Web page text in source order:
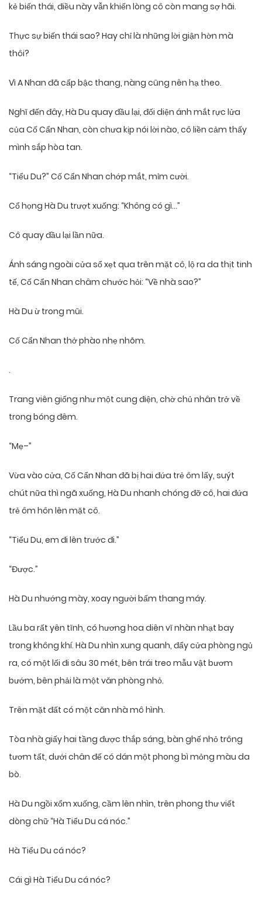
kẻ biến thái, điều này vẫn khiến lòng cô còn mang sợ hãi.
Thực sự biến thái sao? Hay chỉ là những lời giận hờn mà
thôi?
Vì A Nhan đã cấp bậc thang, nàng cũng nên hạ theo.
Nghĩ đến đây, Hà Du quay đầu lại, đối diện ánh mắt rực lửa
của Cố Cẩn Nhan, còn chưa kịp nói lời nào, cô liền cảm thấy
mình sắp hòa tan.
“Tiểu Du?” Cố Cẩn Nhan chớp mắt, mỉm cười.
Cổ họng Hà Du trượt xuống: “Không có gì…”
Cô quay đầu lại lần nữa.
Ánh sáng ngoài cửa sổ xẹt qua trên mặt cô, lộ ra da thịt tinh
tế, Cố Cẩn Nhan châm chước hỏi: “Về nhà sao?”
Hà Du ừ trong mũi.
Cố Cẩn Nhan thở phào nhẹ nhõm.
.
Trang viên giống như một cung điện, chờ chủ nhân trở về
trong bóng đêm.
“Mẹ–”
Vừa vào cửa, Cố Cẩn Nhan đã bị hai đứa trẻ ôm lấy, suýt
chút nữa thì ngã xuống, Hà Du nhanh chóng đỡ cô, hai đứa
trẻ ôm hôn lên mặt cô.
“Tiểu Du, em đi lên trước đi.”
“Được.”
Hà Du nhướng mày, xoay người bấm thang máy.
Lầu ba rất yên tĩnh, có hương hoa diên vĩ nhàn nhạt bay
trong không khí. Hà Du nhìn xung quanh, đẩy cửa phòng ngủ
ra, có một lối đi sâu 30 mét, bên trái treo mẫu vật bươm
bướm, bên phải là một văn phòng nhỏ.
Trên mặt đất có một căn nhà mô hình.
Tòa nhà giấy hai tầng được thắp sáng, bàn ghế nhỏ trông
tươm tất, dưới chân đế có dán một phong bì mỏng màu da
bò.
Hà Du ngồi xổm xuống, cầm lên nhìn, trên phong thư viết
dòng chữ “Hà Tiểu Du cá nóc.”
Hà Tiểu Du cá nóc?
Cái gì Hà Tiểu Du cá nóc?